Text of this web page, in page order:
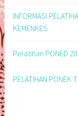
INFORMASI
KEMENKES
Pelatihan PONED
PELATIHAN PONEK